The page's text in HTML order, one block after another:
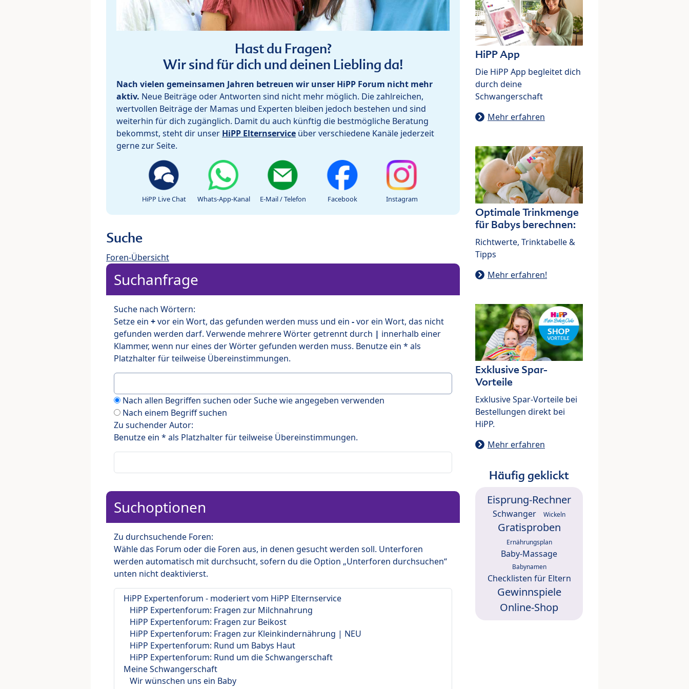
Hast du Fragen?
Wir sind für dich und deinen Liebling da!
Nach vielen gemeinsamen Jahren betreuen wir unser HiPP Forum nicht mehr
aktiv. Neue Beiträge oder Antworten sind nicht mehr möglich. Die zahlreichen,
wertvollen Beiträge der Mamas und Experten bleiben jedoch bestehen und sind
weiterhin für dich zugänglich. Damit du auch künftig die bestmögliche Beratung
bekommst, steht dir unser HiPP Elternservice über verschiedene Kanäle jederzeit
gerne zur Seite.
HiPP Live Chat Whats-App-Kanal E-Mail / Telefon Facebook Instagram
Suche
Foren-Übersicht
Suchanfrage
Suche nach Wörtern:
Setze ein +vor ein Wort, das gefunden werden muss und ein -vor ein Wort, das nicht
gefunden werden darf. Verwende mehrere Wörter getrennt durch | innerhalb einer
Klammer, wenn nur eines der Wörter gefunden werden muss. Benutze ein * als
Platzhalter für teilweise Übereinstimmungen.
Nach allen Begriffen suchen oder Suche wie angegeben verwenden
Nach einem Begriff suchen
Zu suchender Autor:
Benutze ein * als Platzhalter für teilweise Übereinstimmungen.
Suchoptionen
Zu durchsuchende Foren:
Wähle das Forum oder die Foren aus, in denen gesucht werden soll. Unterforen
werden automatisch mit durchsucht, sofern du die Option „Unterforen durchsuchen“
unten nicht deaktivierst.
HiPP App
Die HiPP App begleitet dich
durch deine
Schwangerschaft
Mehr erfahren
Optimale Trinkmenge
für Babys berechnen:
Richtwerte, Trinktabelle &
Tipps
Mehr erfahren!
Exklusive Spar-
Vorteile
Exklusive Spar-Vorteile bei
Bestellungen direkt bei
HiPP.
Mehr erfahren
Häufig geklickt
Eisprung-Rechner
Schwanger Wickeln
Gratisproben
Ernährungsplan
Baby-Massage
Babynamen
Checklisten für Eltern
Gewinnspiele
Online-Shop